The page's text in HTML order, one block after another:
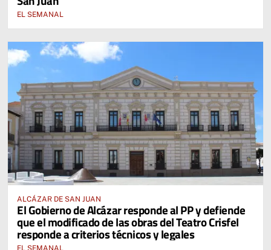
EL SEMANAL
ALCÁZAR DE SAN JUAN
El Gobierno de Alcázar responde al PP y defiende
que el modificado de las obras del Teatro Crisfel
responde a criterios técnicos y legales